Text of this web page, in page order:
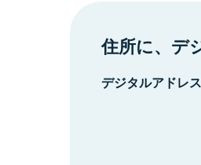
住所に、デ
デジタルアドレ